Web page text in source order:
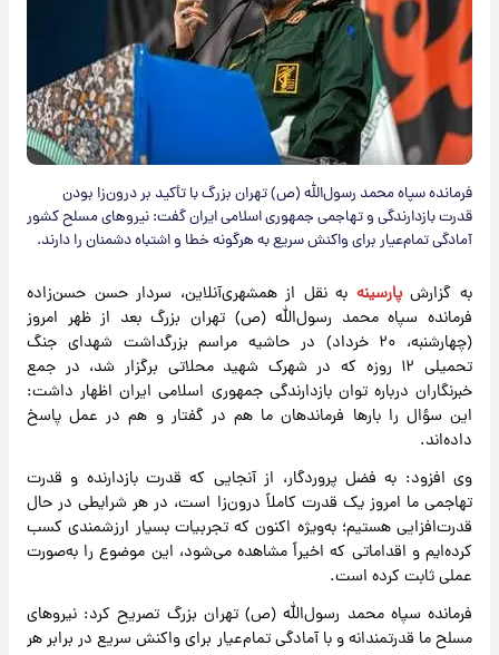
فرمانده سپاه محمد رسول‌الله (ص) تهران بزرگ با تأکید بر درون‌زا بودن
قدرت بازدارندگی و تهاجمی جمهوری اسلامی ایران گفت: نیروهای مسلح کشور
آمادگی تمام‌عیار برای واکنش سریع به هرگونه خطا و اشتباه دشمنان را دارند.
به گزارش پارسینه به نقل از همشهری‌آنلاین، سردار حسن حسن‌زاده
فرمانده سپاه محمد رسول‌الله (ص) تهران بزرگ بعد از ظهر امروز
(چهارشنبه، ۲۰ خرداد) در حاشیه مراسم بزرگداشت شهدای جنگ
تحمیلی ۱۲ روزه که در شهرک شهید محلاتی برگزار شد، در جمع
خبرنگاران درباره توان بازدارندگی جمهوری اسلامی ایران اظهار داشت:
این سؤال را بارها فرماندهان ما هم در گفتار و هم در عمل پاسخ
داده‌اند.
وی افزود: به فضل پروردگار، از آنجایی که قدرت بازدارنده و قدرت
تهاجمی ما امروز یک قدرت کاملاً درون‌زا است، در هر شرایطی در حال
قدرت‌افزایی هستیم؛ به‌ویژه اکنون که تجربیات بسیار ارزشمندی کسب
کرده‌ایم و اقداماتی که اخیراً مشاهده می‌شود، این موضوع را به‌صورت
عملی ثابت کرده است.
فرمانده سپاه محمد رسول‌الله (ص) تهران بزرگ تصریح کرد: نیروهای
مسلح ما قدرتمندانه و با آمادگی تمام‌عیار برای واکنش سریع در برابر هر